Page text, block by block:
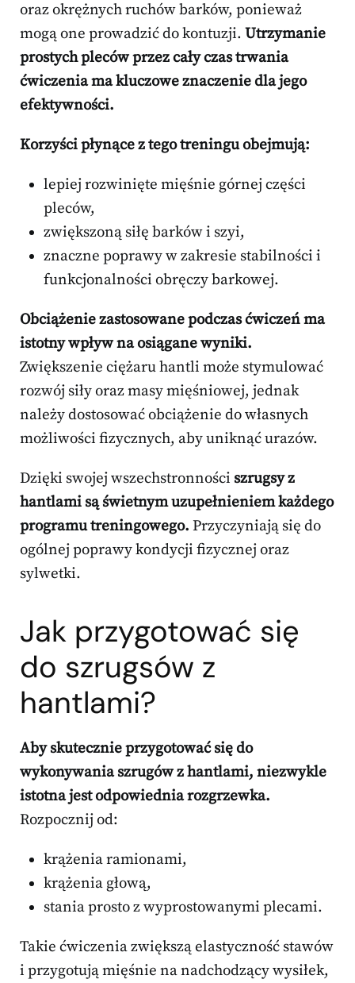
oraz okrężnych ruchów barków, ponieważ
mogą one prowadzić do kontuzji. Utrzymanie
prostych pleców przez cały czas trwania
ćwiczenia ma kluczowe znaczenie dla jego
efektywności.
Korzyści płynące z tego treningu obejmują:
lepiej rozwinięte mięśnie górnej części
pleców,
zwiększoną siłę barków i szyi,
znaczne poprawy w zakresie stabilności i
funkcjonalności obręczy barkowej.
Obciążenie zastosowane podczas ćwiczeń ma
istotny wpływ na osiągane wyniki.
Zwiększenie ciężaru hantli może stymulować
rozwój siły oraz masy mięśniowej, jednak
należy dostosować obciążenie do własnych
możliwości fizycznych, aby uniknąć urazów.
Dzięki swojej wszechstronności szrugsy z
hantlami są świetnym uzupełnieniem każdego
programu treningowego. Przyczyniają się do
ogólnej poprawy kondycji fizycznej oraz
sylwetki.
Jak przygotować się
do szrugsów z
hantlami?
Aby skutecznie przygotować się do
wykonywania szrugów z hantlami, niezwykle
istotna jest odpowiednia rozgrzewka.
Rozpocznij od:
krążenia ramionami,
krążenia głową,
stania prosto z wyprostowanymi plecami.
Takie ćwiczenia zwiększą elastyczność stawów
i przygotują mięśnie na nadchodzący wysiłek,